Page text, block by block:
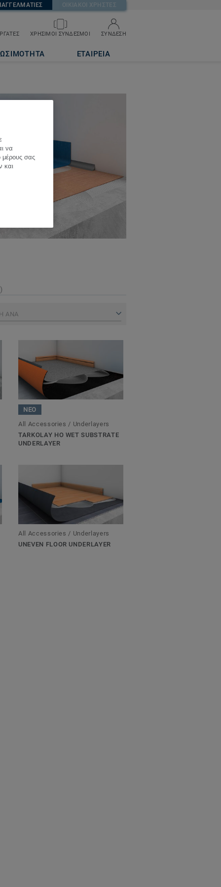
ΟΙΚΙΑΚΟΙ ΧΡΗΣΤΕΣ
ΧΡΗΣΙΜΟΙ ΣΥΝΔΕΣΜΟΙ ΣΥΝΔΕΣΗ
ΕΤΑΙΡΕΙΑ
ΑΝΑ
ΝΕΟ
All Accessories / Underlayers
TARKOLAY HO WET SUBSTRATE
UNDERLAYER
All Accessories / Underlayers
UNEVEN FLOOR UNDERLAYER
να
μέρους σας
και